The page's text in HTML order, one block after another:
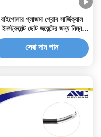
বাইপোলার প্লাজমা প্রোব সার্জিক্যাল
ইনস্ট্রুমেন্ট ছোট জয়েন্টের জন্য নিম্ন
তাপমাত্রার সার্জারি
সেরা দাম পান